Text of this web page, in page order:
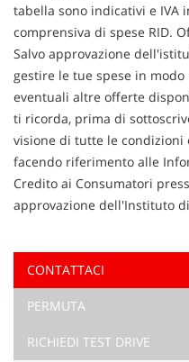
Ho letto e accetto
Acconsento al
tabella sono indicativi e IVA
comprensiva di spese RID.
Salvo approvazione
gestire le tue spese in
eventuali altre offerte
ti ricorda, prima di
visione di tutte le condizioni
facendo riferimento alle
Credito ai Consumatori
approvazione dell'Instituto
CONTATTACI
PERMUTA
RICHIEDI TEST DRIVE